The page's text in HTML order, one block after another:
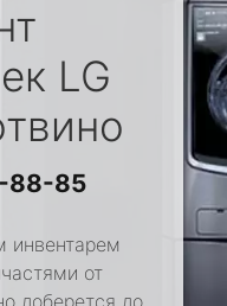
LG
88-85
от
доберется до